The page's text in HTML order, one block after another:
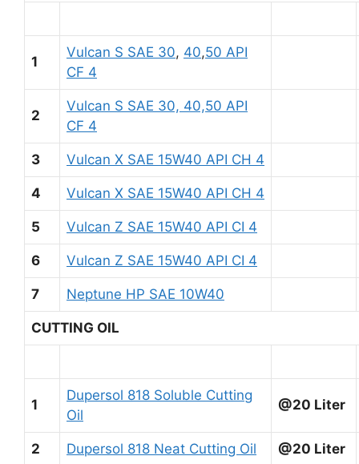
1
Vulcan S SAE 30, 40,50 API
CF 4
2
Vulcan S SAE 30, 40,50 API
CF 4
3 Vulcan X SAE 15W40 API CH 4
4 Vulcan X SAE 15W40 API CH 4
5 Vulcan Z SAE 15W40 API CI 4
6 Vulcan Z SAE 15W40 API CI 4
7 Neptune HP SAE 10W40
CUTTING OIL
1
Dupersol 818 Soluble Cutting
Oil
@20 Liter
2 Dupersol 818 Neat Cutting Oil @20 Liter